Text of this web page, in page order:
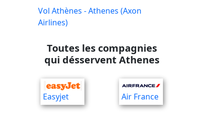
Vol Athènes - Athenes (Axon
Airlines)
Toutes les compagnies
qui désservent Athenes
Easyjet Air France